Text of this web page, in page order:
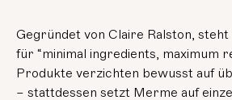
Gegründet von Claire Ralston,
für “minimal ingredients, maximum
Produkte verzichten bewusst auf
– stattdessen setzt Merme auf